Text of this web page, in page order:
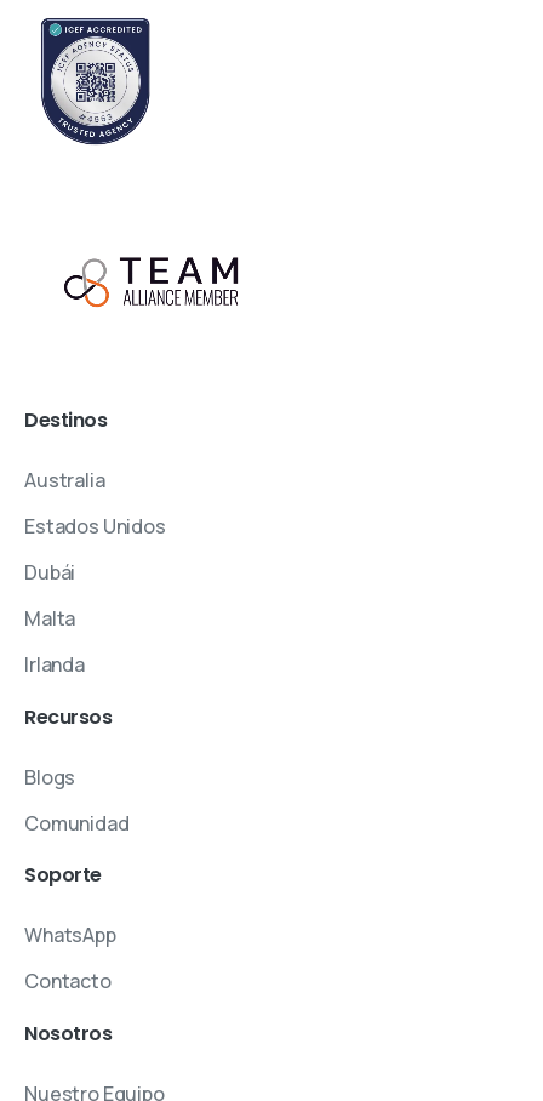
Destinos
Australia
Estados Unidos
Dubái
Malta
Irlanda
Recursos
Blogs
Comunidad
Soporte
WhatsApp
Contacto
Nosotros
Nuestro Equipo